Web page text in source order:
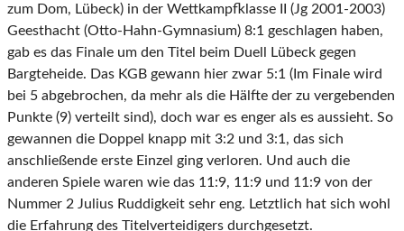
zum Dom, Lübeck) in der Wettkampfklasse II (Jg 2001-2003)
Geesthacht (Otto-Hahn-Gymnasium) 8:1 geschlagen haben,
gab es das Finale um den Titel beim Duell Lübeck gegen
Bargteheide. Das KGB gewann hier zwar 5:1 (Im Finale wird
bei 5 abgebrochen, da mehr als die Hälfte der zu vergebenden
Punkte (9) verteilt sind), doch war es enger als es aussieht. So
gewannen die Doppel knapp mit 3:2 und 3:1, das sich
anschließende erste Einzel ging verloren. Und auch die
anderen Spiele waren wie das 11:9, 11:9 und 11:9 von der
Nummer 2 Julius Ruddigkeit sehr eng. Letztlich hat sich wohl
die Erfahrung des Titelverteidigers durchgesetzt.